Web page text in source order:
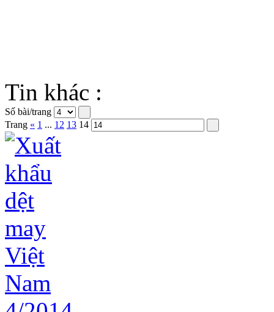
Tin khác :
Số bài/trang
Trang « 1 ... 12 13 14